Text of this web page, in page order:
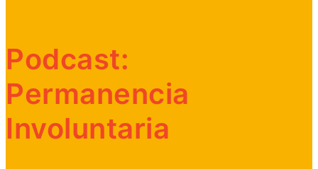
Podcast:
Permanencia
Involuntaria